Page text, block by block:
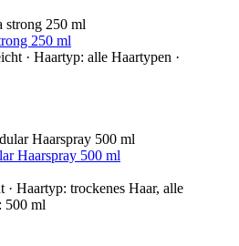
250 ml
· Haartyp: alle Haartypen ·
Haarspray 500 ml
Haartyp: trockenes Haar, alle
500 ml